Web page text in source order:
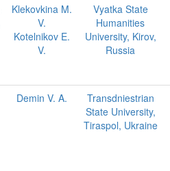
Klekovkina M.
V.
Kotelnikov E.
V.
Vyatka State
Humanities
University, Kirov,
Russia
Demin V. A.
Transdniestrian
State University,
Tiraspol, Ukraine